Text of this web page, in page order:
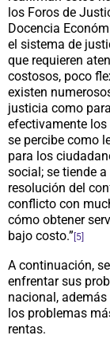
los Foros de
Docencia
el sistema de
que requieren
costosos, poco
existen
justicia como
efectivamente
se percibe como
para los
social; se tiende
resolución del
conflicto con
cómo obtener
bajo costo.” [5]
A continuación,
enfrentar sus
nacional,
los problemas
rentas.